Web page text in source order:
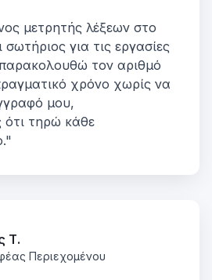
μετρητής λέξεων στο
σωτήριος για τις εργασίες
τον αριθμό
χρόνο χωρίς να
μου,
ότι τηρώ κάθε
Τ.
Περιεχομένου